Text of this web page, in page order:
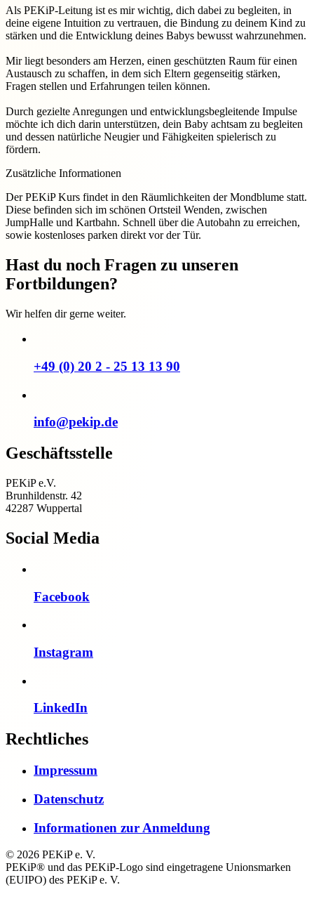
Als PEKiP-Leitung ist es mir wichtig, dich dabei zu begleiten, in
deine eigene Intuition zu vertrauen, die Bindung zu deinem Kind zu
stärken und die Entwicklung deines Babys bewusst wahrzunehmen.
Mir liegt besonders am Herzen, einen geschützten Raum für einen
Austausch zu schaffen, in dem sich Eltern gegenseitig stärken,
Fragen stellen und Erfahrungen teilen können.
Durch gezielte Anregungen und entwicklungsbegleitende Impulse
möchte ich dich darin unterstützen, dein Baby achtsam zu begleiten
und dessen natürliche Neugier und Fähigkeiten spielerisch zu
fördern.
Zusätzliche Informationen
Der PEKiP Kurs findet in den Räumlichkeiten der Mondblume statt.
Diese befinden sich im schönen Ortsteil Wenden, zwischen
JumpHalle und Kartbahn. Schnell über die Autobahn zu erreichen,
sowie kostenloses parken direkt vor der Tür.
Hast du noch Fragen zu unseren
Fortbildungen?
Wir helfen dir gerne weiter.
+49 (0) 20 2 - 25 13 13 90
info@pekip.de
Geschäftsstelle
PEKiP e.V.
Brunhildenstr. 42
42287 Wuppertal
Social Media
Facebook
Instagram
LinkedIn
Rechtliches
Impressum
Datenschutz
Informationen zur Anmeldung
© 2026 PEKiP e. V.
PEKiP® und das PEKiP-Logo sind eingetragene Unionsmarken
(EUIPO) des PEKiP e. V.